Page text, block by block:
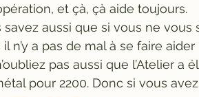
et çà, çà aide toujours.
savez aussi que si vous ne
n’y a pas de mal à se faire aider
pas aussi que l’Atelier
pour 2200. Donc si vous